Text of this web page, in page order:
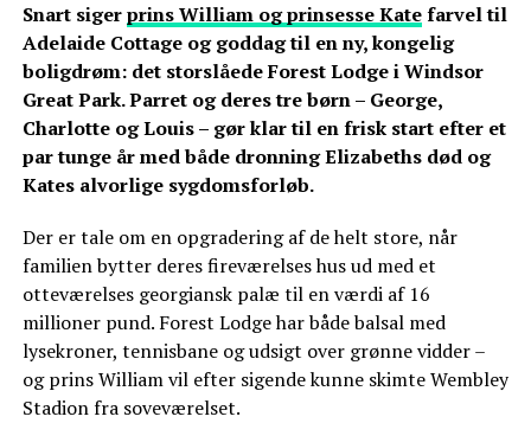
Snart sigerprins William og prinsesse Katefarvel til
Adelaide Cottage og goddag til en ny, kongelig
boligdrøm: det storslåede Forest Lodge i Windsor
Great Park. Parret og deres tre børn – George,
Charlotte og Louis – gør klar til en frisk start efter et
par tunge år med både dronning Elizabeths død og
Kates alvorlige sygdomsforløb.
Der er tale om en opgradering af de helt store, når
familien bytter deres fireværelses hus ud med et
otteværelses georgiansk palæ til en værdi af 16
millioner pund. Forest Lodge har både balsal med
lysekroner, tennisbane og udsigt over grønne vidder –
og prins William vil efter sigende kunne skimte Wembley
Stadion fra soveværelset.